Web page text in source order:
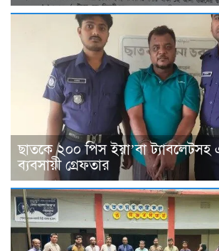
ছাতকে ২০০ পিস ইয়া’বা
ব্যবসায়ী গ্রেফতার